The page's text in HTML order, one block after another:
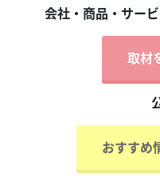
会社・商品・サー
取材
おすすめ